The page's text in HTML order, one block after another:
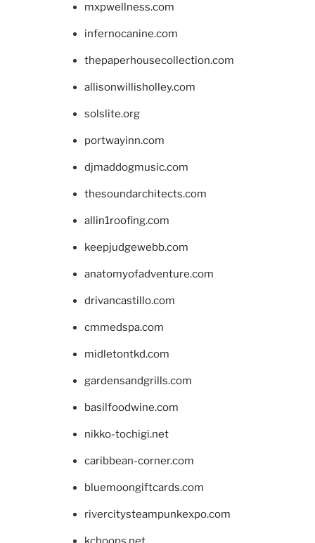
mxpwellness.com
infernocanine.com
thepaperhousecollection.com
allisonwillisholley.com
solslite.org
portwayinn.com
djmaddogmusic.com
thesoundarchitects.com
allin1roofing.com
keepjudgewebb.com
anatomyofadventure.com
drivancastillo.com
cmmedspa.com
midletontkd.com
gardensandgrills.com
basilfoodwine.com
nikko-tochigi.net
caribbean-corner.com
bluemoongiftcards.com
rivercitysteampunkexpo.com